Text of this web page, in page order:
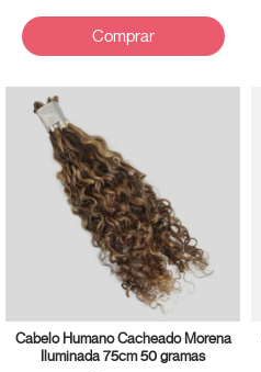
Comprar
Cabelo Humano Cacheado Morena
Iluminada 75cm 50 gramas